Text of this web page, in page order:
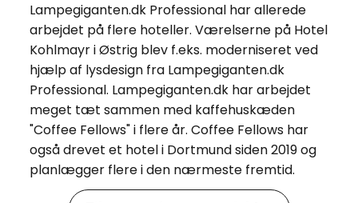
Lampegiganten.dk Professional har allerede
arbejdet på flere hoteller. Værelserne på Hotel
Kohlmayr i Østrig blev f.eks. moderniseret ved
hjælp af lysdesign fra Lampegiganten.dk
Professional. Lampegiganten.dk har arbejdet
meget tæt sammen med kaffehuskæden
"Coffee Fellows" i flere år. Coffee Fellows har
også drevet et hotel i Dortmund siden 2019 og
planlægger flere i den nærmeste fremtid.